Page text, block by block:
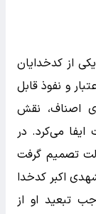
از کدخدایان
و نفوذ قابل
اصناف، نقش
ایفا می‌کرد. در
تصمیم گرفت
اکبر کدخدا
تبعید او از